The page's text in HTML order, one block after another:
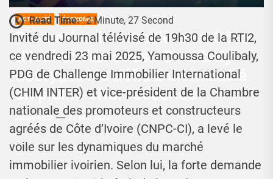
ACTUALITÉ ÉCONOMIE
Promotion immobilière en Côte
d’Ivoire: Yamoussa Coulibaly
décrypte les défis d’un marché
en pleine effervescence
25 Mai 2025
Read Time: 2 Minute, 27 Second
Invité du Journal télévisé de 19h30 de la RTI2,
ce vendredi 23 mai 2025, Yamoussa Coulibaly,
PDG de Challenge Immobilier International
(CHIM INTER) et vice-président de la Chambre
nationale des promoteurs et constructeurs
agréés de Côte d’Ivoire (CNPC-CI), a levé le
voile sur les dynamiques du marché
immobilier ivoirien. Selon lui, la forte demande